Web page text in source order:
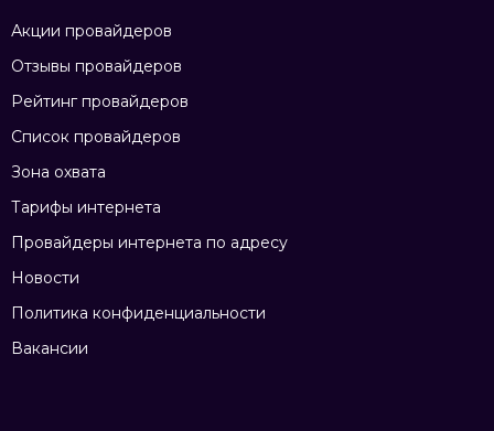
Акции провайдеров
Отзывы провайдеров
Рейтинг провайдеров
Список провайдеров
Зона охвата
Тарифы интернета
Провайдеры интернета по адресу
Новости
Политика конфиденциальности
Вакансии